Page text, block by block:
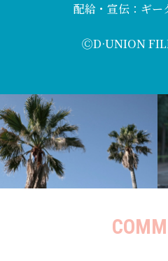
配給・宣伝：ギー
ⒸD·UNION